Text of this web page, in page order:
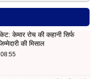
केमार रोच की कहानी सिर्फ
की मिसाल